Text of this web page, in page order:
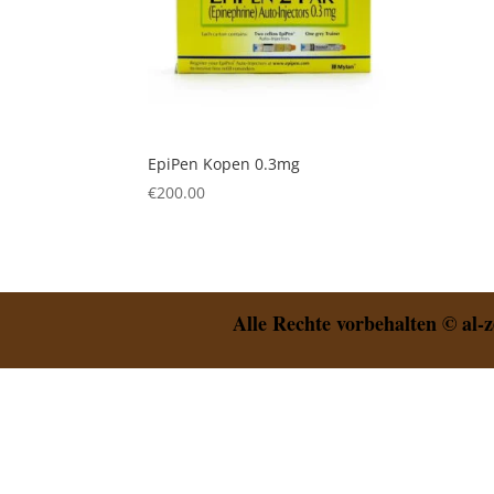
EpiPen Kopen 0.3mg
€200.00
Alle Rechte vorbehalten © al-